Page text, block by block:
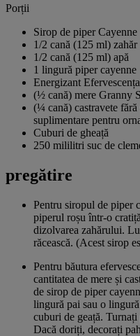
Porții
Sirop de piper Cayenne
1/2 cană (125 ml) zahăr
1/2 cană (125 ml) apă
1 lingură piper cayenne
Energizant
(½ cană) mere Granny
(¼ cană) castravete
suplimentare pentru
Cuburi de gheață
250 mililitri suc de
pregătire
Pentru siropul de piper
piperul roșu într-o
dizolvarea zahărului.
răcească. (Acest sirop
Pentru băutura
cantitatea de mere și
de sirop de piper
lingură pai sau o
cuburi de geață. Turnați
Dacă doriți, decorați